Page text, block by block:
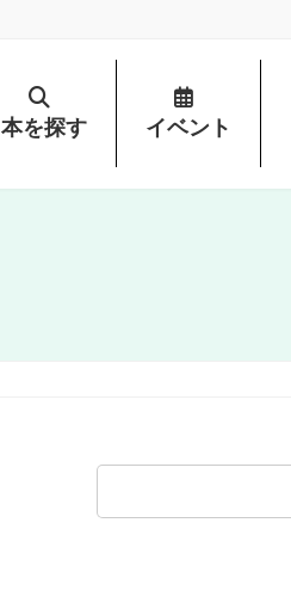
本を探す イベント